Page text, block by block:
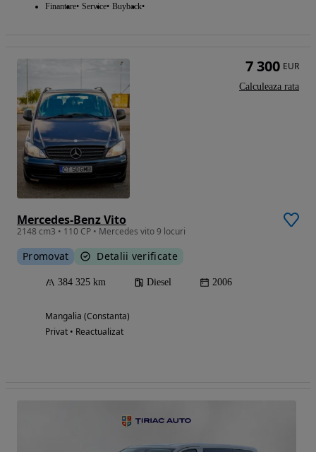
Finantare Service Buyback
Mercedes-Benz Vito
2148 cm3 • 110 CP • Mercedes vito 9 locuri
Promovat Detalii verificate
384 325 km Diesel 2006
Mangalia (Constanta)
Privat • Reactualizat
7 300 EUR
Calculeaza rata